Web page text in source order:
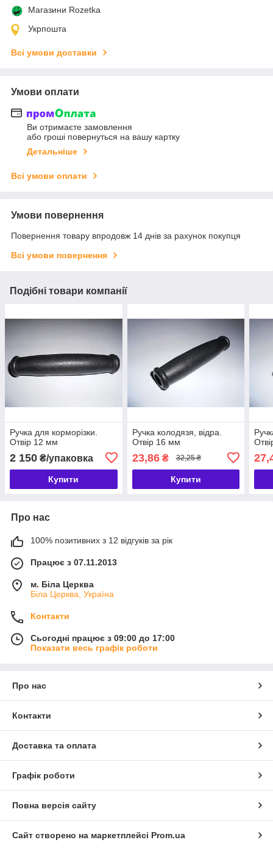
Магазини Rozetka
Укрпошта
Всі умови доставки
Умови оплати
Ви отримаєте замовлення
або гроші повернуться на вашу картку
Детальніше
Всі умови оплати
Умови повернення
Повернення товару впродовж 14 днів за рахунок покупця
Всі умови повернення
Подібні товари компанії
Ручка для корморізки.
Отвір 12 мм
2 150 ₴/упаковка
Купити
Ручка колодязя, відра.
Отвір 16 мм
23,86₴ 32,25 ₴
Купити
Про нас
100% позитивних з 12 відгуків за рік
Працює з 07.11.2013
м. Біла Церква
Біла Церква, Україна
Контакти
Сьогодні працює з 09:00 до 17:00
Показати весь графік роботи
Про нас
Контакти
Доставка та оплата
Графік роботи
Повна версія сайту
Сайт створено на маркетплейсі Prom.ua